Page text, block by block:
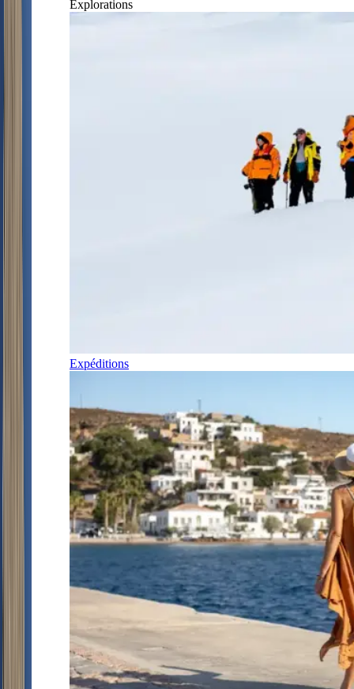
Explorations
Expéditions